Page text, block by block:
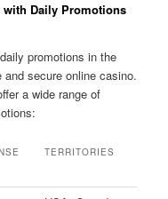
with Daily Promotions
promotions in the
secure online casino.
a wide range of
TERRITORIES